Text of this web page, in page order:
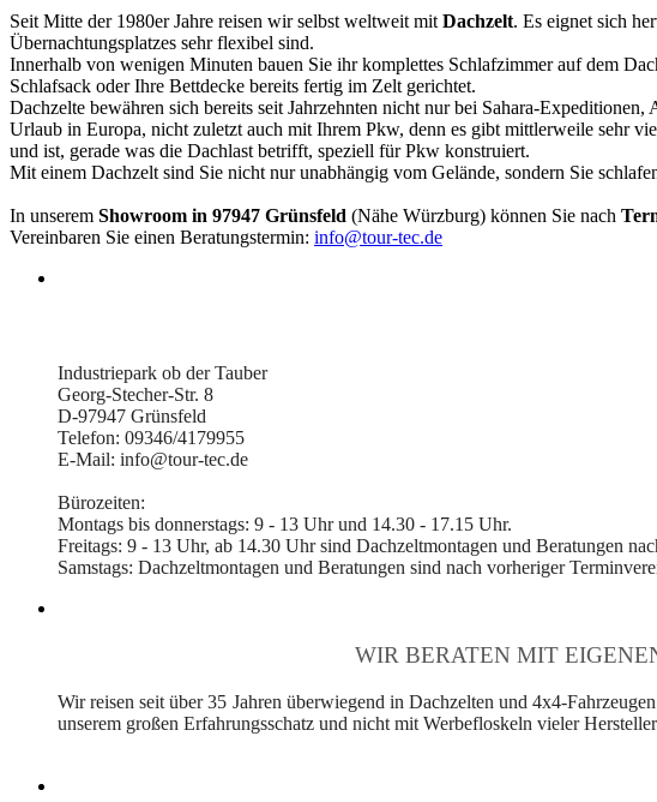
Seit Mitte der 1980er Jahre reisen wir selbst weltweit mit Dachzelt. Es eignet sich
Übernachtungsplatzes sehr flexibel sind.
Innerhalb von wenigen Minuten bauen Sie ihr komplettes Schlafzimmer auf dem
Schlafsack oder Ihre Bettdecke bereits fertig im Zelt gerichtet.
Dachzelte bewähren sich bereits seit Jahrzehnten nicht nur bei Sahara-
Urlaub in Europa, nicht zuletzt auch mit Ihrem Pkw, denn es gibt mittlerweile sehr
und ist, gerade was die Dachlast betrifft, speziell für Pkw konstruiert.
Mit einem Dachzelt sind Sie nicht nur unabhängig vom Gelände, sondern Sie
In unserem Showroom in 97947 Grünsfeld (Nähe Würzburg) können Sie nach
Vereinbaren Sie einen Beratungstermin: info@tour-tec.de
Industriepark ob der Tauber
Georg-Stecher-Str. 8
D-97947 Grünsfeld
Telefon: 09346/4179955
E-Mail: info@tour-tec.de
Bürozeiten:
Montags bis donnerstags: 9 - 13 Uhr und 14.30 - 17.15 Uhr.
Freitags: 9 - 13 Uhr, ab 14.30 Uhr sind Dachzeltmontagen und Beratungen
Samstags: Dachzeltmontagen und Beratungen sind nach vorheriger
WIR BERATEN MIT
Wir reisen seit über 35 Jahren überwiegend in Dachzelten und 4x4-
unserem großen Erfahrungsschatz und nicht mit Werbefloskeln vieler